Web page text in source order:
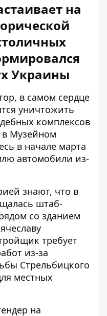
на
Украины
в самом сердце
уничтожить
комплексов
Музейном
в начале марта
автомобили из-
знают, что в
штаб-
со зданием
требует
из-за
Стрельбицкого
местных
на